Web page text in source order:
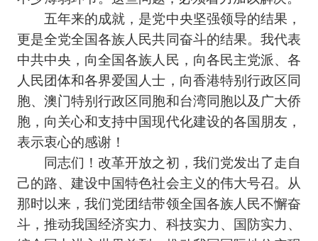
五年来的成就，是党中央坚强领导的结果，
更是全党全国各族人民共同奋斗的结果。我代表
中共中央，向全国各族人民，向各民主党派、各
人民团体和各界爱国人士，向香港特别行政区同
胞、澳门特别行政区同胞和台湾同胞以及广大侨
胞，向关心和支持中国现代化建设的各国朋友，
表示衷心的感谢！
同志们！改革开放之初，我们党发出了走自
己的路、建设中国特色社会主义的伟大号召。从
那时以来，我们党团结带领全国各族人民不懈奋
斗，推动我国经济实力、科技实力、国防实力、